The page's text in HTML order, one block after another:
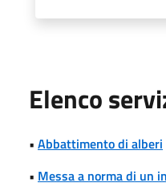
Elenco
• Abbattimento di alberi
• Messa a norma di un